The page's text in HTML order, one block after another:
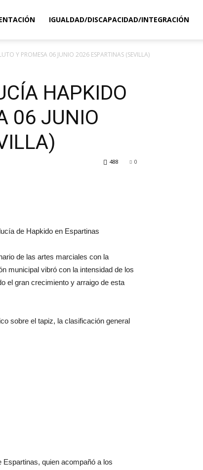
IGUALDAD/DISCAPACIDAD/INTEGRACIÓN
Y PROMESA 06 JUNIO 2026 ESPARTINAS (SEVILLA)
HAPKIDO
06 JUNIO
0
488
de Hapkido en Espartinas
de las artes marciales con la
municipal vibró con la intensidad de los
el gran crecimiento y arraigo de esta
sobre el tapiz, la clasificación general
quien acompañó a los